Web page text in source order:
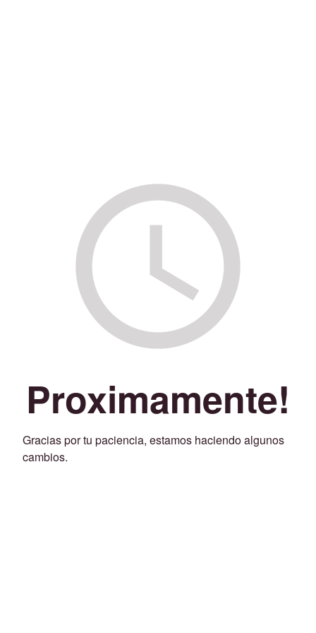
Proximamente!
Gracias por tu paciencia, estamos haciendo algunos
cambios.